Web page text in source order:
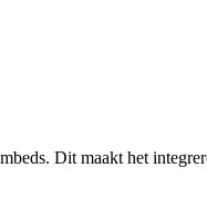
Dit maakt het